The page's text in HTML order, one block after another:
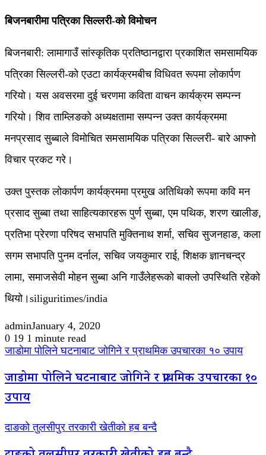
बिजनबारीमा पत्रिका सिल्लरी-को विमोचन
बिजनबारी: लामागाउँ सांस्कृतिक प्रतिष्ठानद्वारा प्रकाशित समसामयिक
पत्रिका सिल्लरी-को एउटा कार्यक्रमबीच विधिवत रूपमा लोकार्पण
गरियो। यस अवसरमा दुई चरणमा कविता वाचन कार्यक्रम सम्पन्न
गरियो। शिव ताम्लिङको अध्यक्षतामा सम्पन्न उक्त कार्यक्रममा
मनप्रसाद सुब्बाले विमोचित समसामयिक पत्रिका सिल्लरी- बारे आफ्नो
विचार प्रकट गरे।
उक्त पुस्तक लोकार्पण कार्यक्रममा प्रमुख अतिथिको रूपमा कवि मन
प्रसाद सुब्बा तथा साहित्यकारहरू पुर्ण सुब्बा, एम पथिक, शरण खालीङ,
प्रतिभा प्रेरणा परिषद सभापति मुक्तिनाथ शर्मा, सचिव सुजनहाङ, कला
सगम सभापति पुनम दर्नाल, सचिव जयकुमार राई, शिक्षक ज्ञानचन्द्र
लामा, समाजसेवी मोहन सुब्बा अनि गाउँलेहरूको बाक्लो उपस्थिति रहेको
थियो।siliguritimes/india
adminJanuary 4, 2020
0 19 1 minute read
जाडोमा पोलिने घटनाबाट जोगिने र प्राथमिक उपचारका १० उपाय
जाडोमा पोलिने घटनाबाट जोगिने र प्राथमिक उपचारका १०
उपाय
दाङको तुलसीपुर तरकारी खेतीको हब बन्दै